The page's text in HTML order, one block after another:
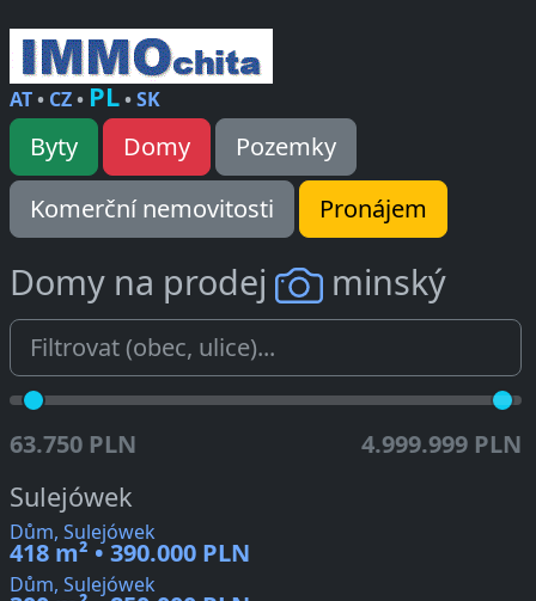
AT• CZ• PL•SK
Byty Domy
Pozemky
Komerční nemovitosti
Pronájem
Domy na prodej minský
63.750 PLN 4.999.999 PLN
Sulejówek
Dům, Sulejówek
418 m² • 390.000 PLN
Dům, Sulejówek